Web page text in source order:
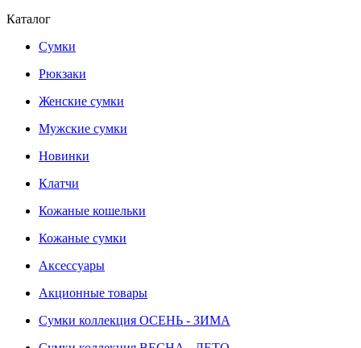
Каталог
Сумки
Рюкзаки
Женские сумки
Мужские сумки
Новинки
Клатчи
Кожаные кошельки
Кожаные сумки
Аксессуары
Акционные товары
Сумки коллекция ОСЕНЬ - ЗИМА